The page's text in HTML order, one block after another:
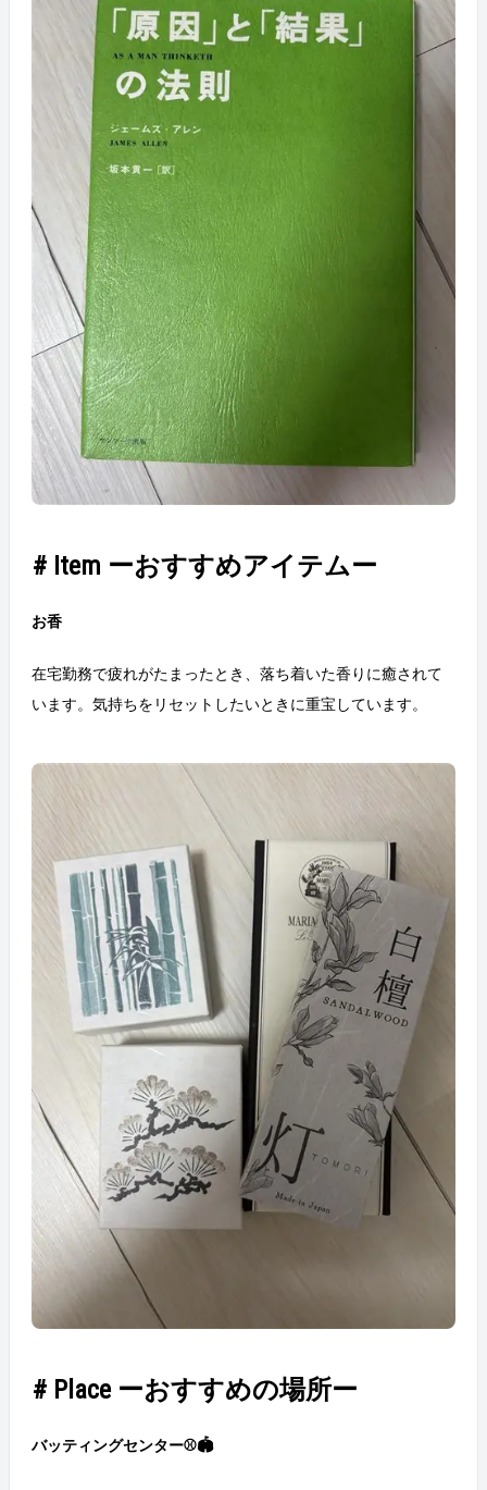
# Item ーおすすめアイテムー
お香
在宅勤務で疲れがたまったとき、落ち着いた香りに癒されて
います。気持ちをリセットしたいときに重宝しています。
# Place ーおすすめの場所ー
バッティングセンター⚾🏟